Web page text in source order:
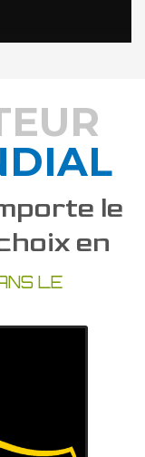
le
en
LE